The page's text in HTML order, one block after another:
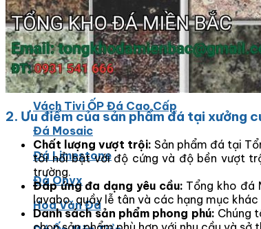
Đá Ốp Bếp Tự Nhiên
Các Loại Đá Khác
Kính Màu Ốp Bếp
Mặt Hàng nhập khẩu Container
Vách Tivi ỐP Đá Cao Cấp
Đá Mosaic
Đá Limestone
Đá Onyx
Hoa Văn Đá
2. Ưu điểm của sản phẩm đá tại xưởng
Chất lượng vượt trội:Sản phẩm đá tại
tôi nổi bật với độ cứng và độ bền vượt
trường.
Đáp ứng đa dạng yêu cầu: Tổng kho đá
lavabo, quầy lễ tân và các hạng mục
Danh sách sản phẩm phong phú: Chúng